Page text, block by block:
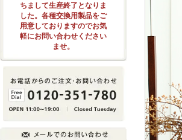
ちまして生産終了となりま
した。各種交換用製品をご
用意しておりますのでお気
軽にお問い合わせください
ませ。